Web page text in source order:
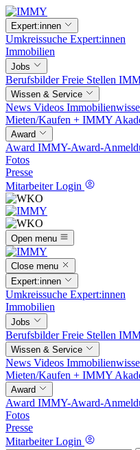
Expert:innen
Umkreissuche Expert:innen
Immobilien
Jobs
BerufsbilderFreie Stellen
Wissen & Service
News Videos
Mieten/Kaufen + IMMY
Award
Award IMMY-Award-
Fotos
Presse
Mitarbeiter Login
Open menu
Close menu
Expert:innen
Umkreissuche Expert:innen
Immobilien
Jobs
BerufsbilderFreie Stellen
Wissen & Service
News Videos
Mieten/Kaufen + IMMY
Award
Award IMMY-Award-
Fotos
Presse
Mitarbeiter Login